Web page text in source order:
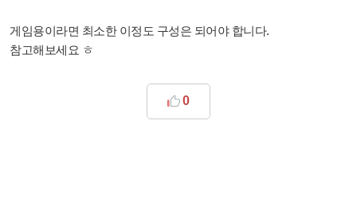
게임용이라면 최소한 이정도 구성은 되어야 합니다.
참고해보세요 ㅎ
0